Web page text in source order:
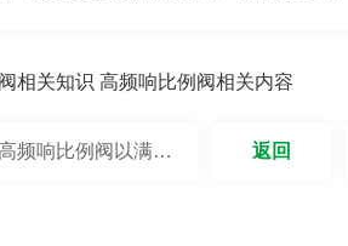
相关知识 高频响比例阀相关内容
频响比例阀以满足 返回